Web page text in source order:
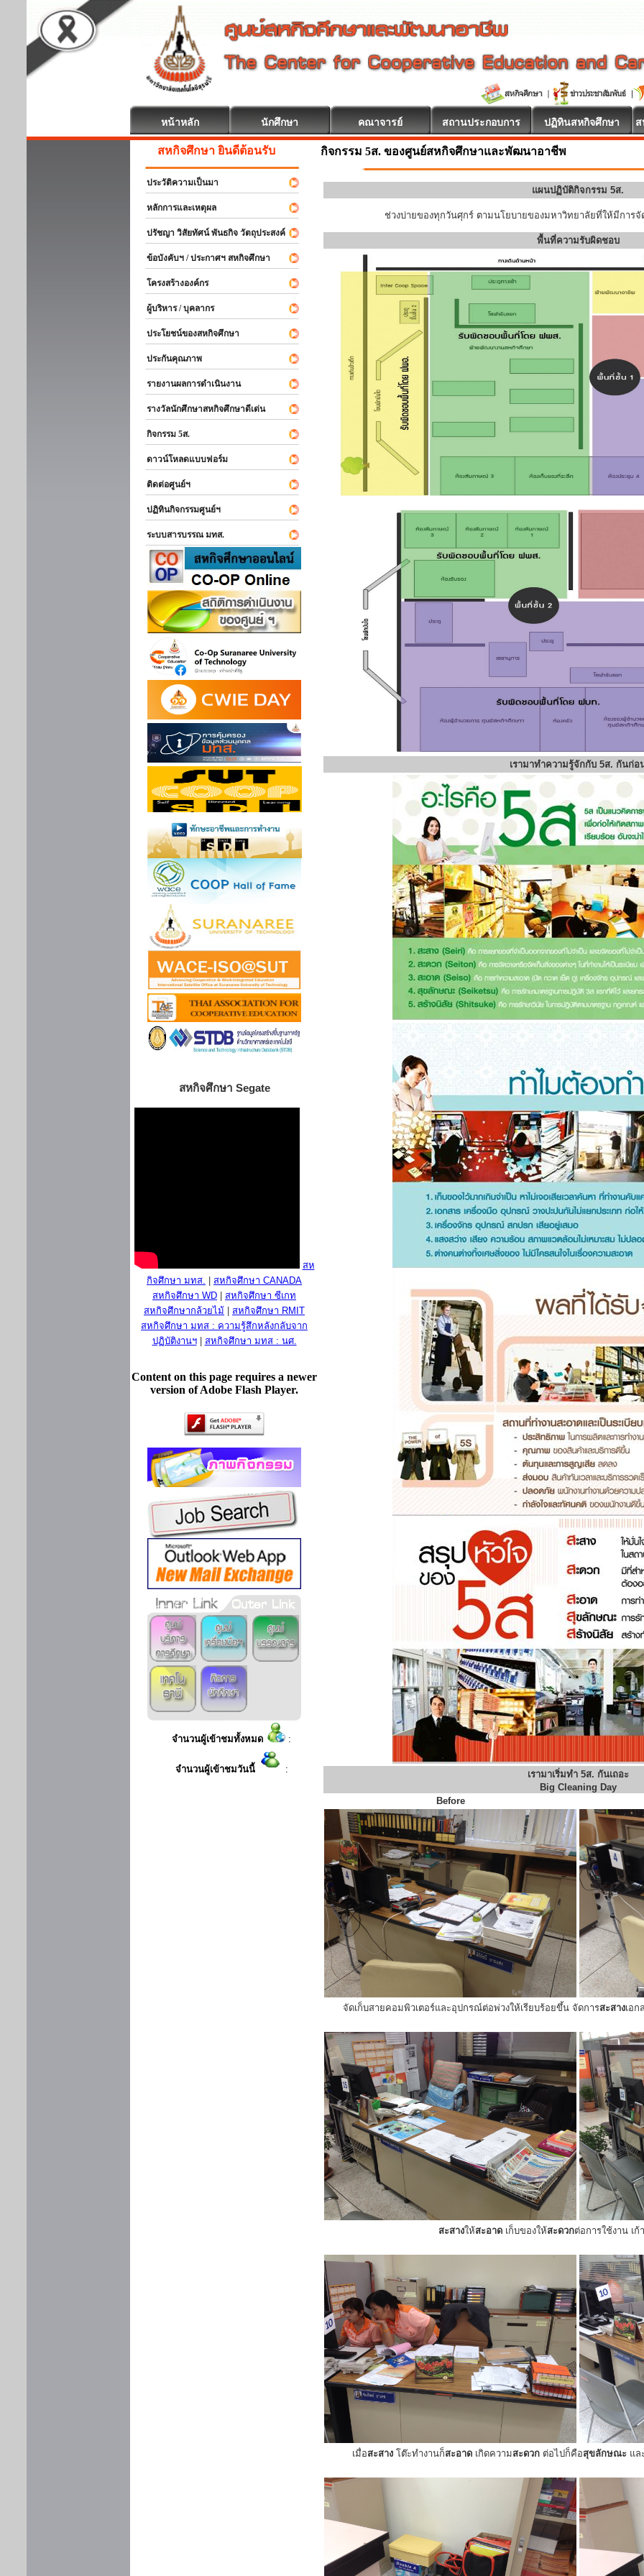
หน้าหลัก นักศึกษา คณาจารย์ สถานประกอบการ ปฏิทินสหกิจศึกษา
สหกิจศึกษา ยินดีต้อนรับ
ประวัติความเป็นมา
หลักการและเหตุผล
ปรัชญา วิสัยทัศน์ พันธกิจ วัตถุประสงค์
ข้อบังคับฯ / ประกาศฯ สหกิจศึกษา
โครงสร้างองค์กร
ผู้บริหาร / บุคลากร
ประโยชน์ของสหกิจศึกษา
ประกันคุณภาพ
รายงานผลการดำเนินงาน
รางวัลนักศึกษาสหกิจศึกษาดีเด่น
กิจกรรม 5ส.
ดาวน์โหลดแบบฟอร์ม
ติดต่อศูนย์ฯ
ปฏิทินกิจกรรมศูนย์ฯ
ระบบสารบรรณ มทส.
สหกิจศึกษา Segate
สห
กิจศึกษา มทส.
สหกิจศึกษา CANADA
สหกิจศึกษา WD
สหกิจศึกษา ซีเกท
สหกิจศึกษากล้วยไม้
สหกิจศึกษา RMIT
สหกิจศึกษา มทส : ความรู้สึกหลังกลับจาก
ปฏิบัติงานฯ| สหกิจศึกษา มทส : นศ.
Content on this page requires a newer
version of Adobe Flash Player.
จำนวนผู้เข้าชมทั้งหมด :
จำนวนผู้เข้าชมวันนี้ :
กิจกรรม 5ส. ของศูนย์สหกิจศึกษาและพัฒนาอาชีพ
แผนปฏิบัติกิจกรรม 5ส.
ช่วงบ่ายของทุกวันศุกร์ ตามนโยบายของมหาวิทยาลัยที่ให้มีการจั
พื้นที่ความรับผิดชอบ
เรามาทำความรู้จักกับ 5ส. กันก่อ
เรามาเริ่มทำ 5ส. กันเถอะ
Big Cleaning Day
Before
จัดเก็บสายคอมพิวเตอร์และอุปกรณ์ต่อพ่วงให้เรียบร้อยขึ้น จัดการสะสางเอก
สะสางให้สะอาดเก็บของให้สะดวกต่อการใช้งาน เก้
เมื่อสะสางโต๊ะทำงานก็สะอาดเกิดความสะดวกต่อไปก็คือสุขลักษณะ แล